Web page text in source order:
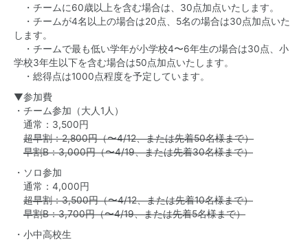
・チームに60歳以上を含む場合は、30点加点いたします。
・チームが4名以上の場合は20点、5名の場合は30点加点いた
します。
・チームで最も低い学年が小学校4〜6年生の場合は30点、小
学校3年生以下を含む場合は50点加点いたします。
・総得点は1000点程度を予定しています。
▼参加費
・チーム参加（大人1人）
通常：3,500円
超早割：2,800円（〜4/12、または先着50名様まで）
早割B：3,000円（〜4/19、または先着30名様まで）
・ソロ参加
通常：4,000円
超早割：3,500円（〜4/12、または先着10名様まで）
早割B：3,700円（〜4/19、または先着5名様まで）
・小中高校生